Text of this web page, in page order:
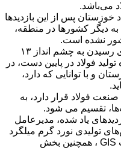
می‌باشد.
خوزستان پس از این بازدیدها
دیگر کشورها در منطقه،
نشده است.
وی گفت: شرکت فولاد خوزستان برای رسیدن به چشم انداز ۱۳
تولید فولاد در پایین دست، در
و با توانایی که دارد،
فولاد قرار دارد، به
تقسیم می شود.
یاد شده، مدیرعامل
تولیدی نورد گرم میلگرد
و سویچگر و اتاق کنترل ۴۰۰ کیلو ولت GIS ، همچنین بخش